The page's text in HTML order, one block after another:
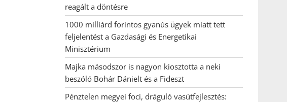
reagált a döntésre
1000 milliárd forintos gyanús ügyek miatt tett
feljelentést a Gazdasági és Energetikai
Minisztérium
Majka másodszor is nagyon kiosztotta a neki
beszóló Bohár Dánielt és a Fideszt
Pénztelen megyei foci, dráguló vasútfejlesztés: